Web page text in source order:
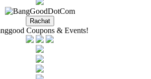
Coupons & Events!